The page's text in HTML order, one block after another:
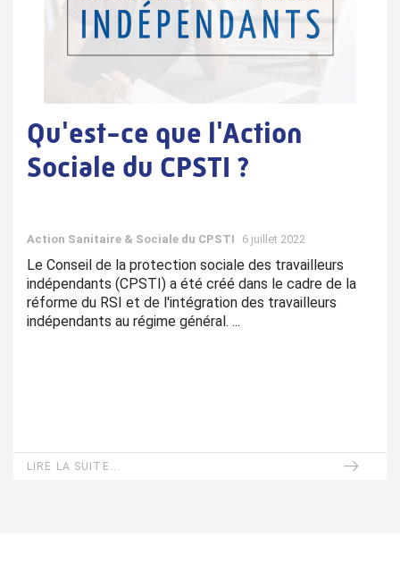
Qu'est-ce que l'Action
Sociale du CPSTI ?
Action Sanitaire & Sociale du CPSTI 6 juillet 2022
Le Conseil de la protection sociale des travailleurs
indépendants (CPSTI) a été créé dans le cadre de la
réforme du RSI et de l'intégration des travailleurs
indépendants au régime général. ...
LIRE LA SUITE...